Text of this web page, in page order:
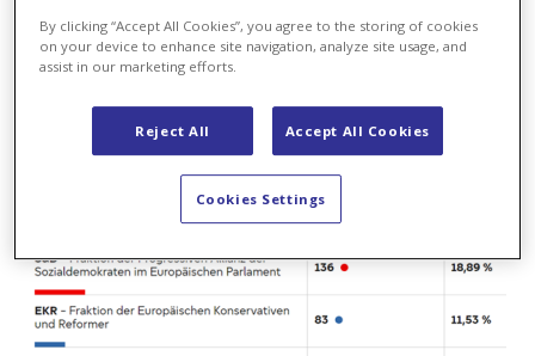
By clicking “Accept All Cookies”, you agree to the storing of cookies
on your device to enhance site navigation, analyze site usage, and
assist in our marketing efforts.
Reject All Accept All Cookies
Cookies Settings